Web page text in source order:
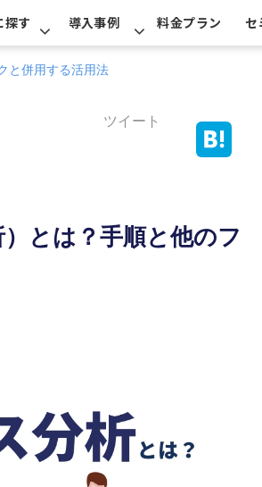
探す 導入事例 料金プラン セ
と併用する活用法
ツイート
とは？手順と他のフ